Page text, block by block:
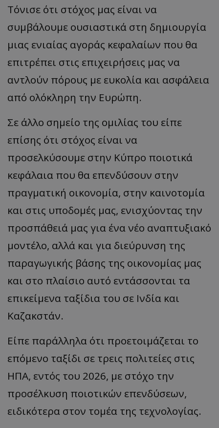
Τόνισε ότι στόχος μας είναι να
συμβάλουμε ουσιαστικά στη δημιουργία
μιας ενιαίας αγοράς κεφαλαίων που θα
επιτρέπει στις επιχειρήσεις μας να
αντλούν πόρους με ευκολία και ασφάλεια
από ολόκληρη την Ευρώπη.
Σε άλλο σημείο της ομιλίας του είπε
επίσης ότι στόχος είναι να
προσελκύσουμε στην Κύπρο ποιοτικά
κεφάλαια που θα επενδύσουν στην
πραγματική οικονομία, στην καινοτομία
και στις υποδομές μας, ενισχύοντας την
προσπάθειά μας για ένα νέο αναπτυξιακό
μοντέλο, αλλά και για διεύρυνση της
παραγωγικής βάσης της οικονομίας μας
και στο πλαίσιο αυτό εντάσσονται τα
επικείμενα ταξίδια του σε Ινδία και
Καζακστάν.
Είπε παράλληλα ότι προετοιμάζεται το
επόμενο ταξίδι σε τρεις πολιτείες στις
ΗΠΑ, εντός του 2026, με στόχο την
προσέλκυση ποιοτικών επενδύσεων,
ειδικότερα στον τομέα της τεχνολογίας.